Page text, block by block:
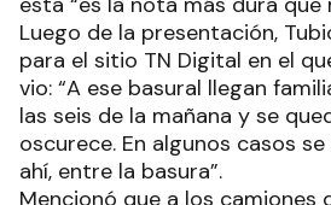
Luego de la presentación,
para el sitio TN Digital en el
vio: “A ese basural llegan
las seis de la mañana y se
oscurece. En algunos casos
ahí, entre la basura”.
Mencionó que a los camiones